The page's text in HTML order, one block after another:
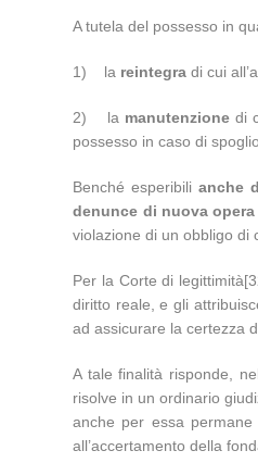
A tutela del possesso in
1) la reintegra di cui
2) la manutenzione di
possesso in caso di
Benché esperibili anche
denunce di nuova
violazione di un obbligo di
Per la Corte di
diritto reale, e gli
ad assicurare la certezza
A tale finalità risponde,
risolve in un ordinario
anche per essa
all’accertamento della